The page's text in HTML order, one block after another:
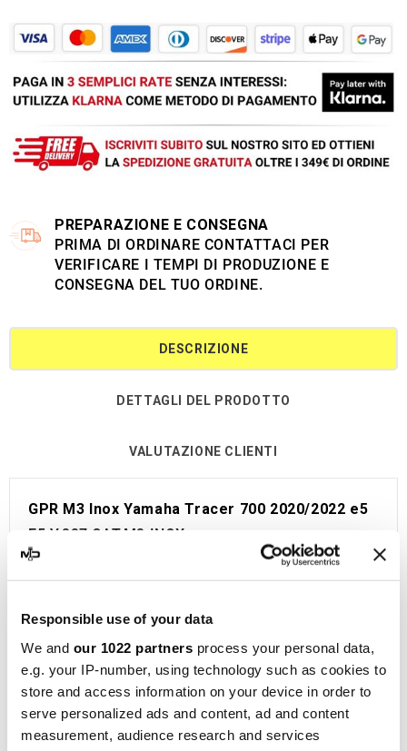
Responsible use of your data
We and our 1022 partners process your personal data,
e.g. your IP-number, using technology such as cookies to
store and access information on your device in order to
serve personalized ads and content, ad and content
measurement, audience research and services
PREPARAZIONE E CONSEGNA
PRIMA DI ORDINARE CONTATTACI PER
VERIFICARE I TEMPI DI PRODUZIONE E
CONSEGNA DEL TUO ORDINE.
DESCRIZIONE
DETTAGLI DEL PRODOTTO
VALUTAZIONE CLIENTI
GPR M3 Inox Yamaha Tracer 700 2020/2022 e5
E5.Y.227.CAT.M3.INOX
Scarico completo omologato GPR per Yamaha
Tracer 700 2020/2022 e5.
Omologato per utilizzo su strada e completo di
Codice di omologazione visibile.
Il catalizzatore è incluso nel kit.
Db Killer.
Prodotto sviluppato e costruito in Italia.